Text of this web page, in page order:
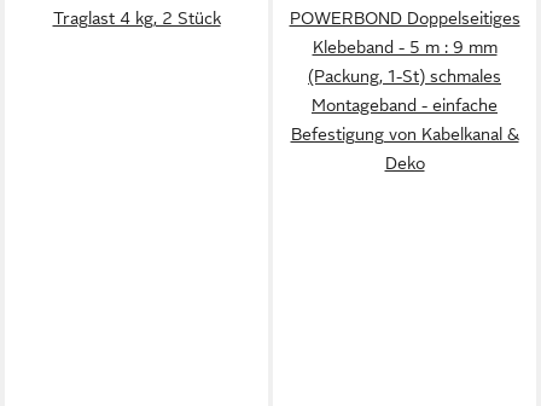
Traglast 4 kg, 2 Stück
POWERBOND Doppelseitiges
Klebeband - 5 m : 9 mm
(Packung, 1-St) schmales
Montageband - einfache
Befestigung von Kabelkanal &
Deko